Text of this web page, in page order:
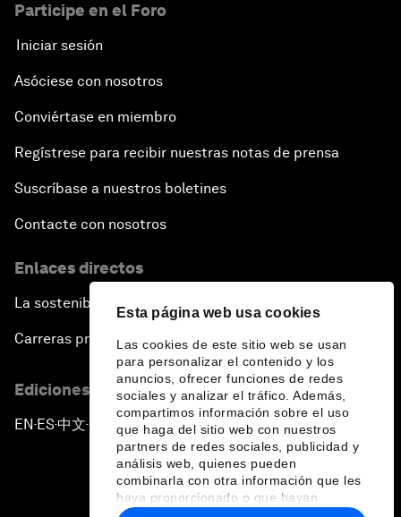
Esta página web usa cookies
Las cookies de este sitio web se usan
para personalizar el contenido y los
anuncios, ofrecer funciones de redes
sociales y analizar el tráfico. Además,
compartimos información sobre el uso
que haga del sitio web con nuestros
partners de redes sociales, publicidad y
análisis web, quienes pueden
combinarla con otra información que les
haya proporcionado o que hayan
Participe en el Foro
Iniciar sesión
Asóciese con nosotros
Conviértase en miembro
Regístrese para recibir nuestras notas de prensa
Suscríbase a nuestros boletines
Contacte con nosotros
Enlaces directos
La sostenibilidad en el Foro
Carreras profesionales
Ediciones en otros idiomas
EN ▪ES▪中文▪ 日本語